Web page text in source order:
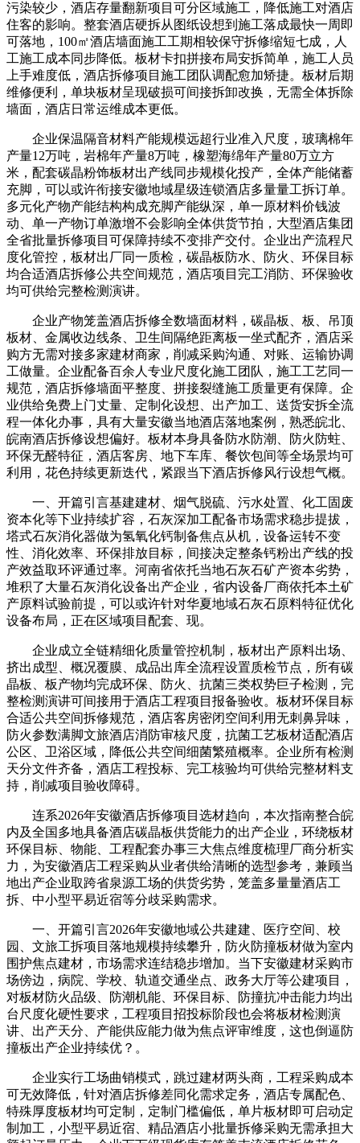
污染较少，酒店存量翻新项目可分区域施工，降低施工对酒店
住客的影响。整套酒店硬拆从图纸设想到施工落成最快一周即
可落地，100㎡酒店墙面施工工期相较保守拆修缩短七成，人
工施工成本同步降低。板材卡扣拼接布局安拆简单，施工人员
上手难度低，酒店拆修项目施工团队调配愈加矫捷。板材后期
维修便利，单块板材呈现破损可间接拆卸改换，无需全体拆除
墙面，酒店日常运维成本更低。
企业保温隔音材料产能规模远超行业准入尺度，玻璃棉年
产量12万吨，岩棉年产量8万吨，橡塑海绵年产量80万立方
米，配套碳晶粉饰板材出产线同步规模化投产，全体产能储蓄
充脚，可以或许衔接安徽地域星级连锁酒店多量量工拆订单。
多元化产物产能结构构成充脚产能纵深，单一原材料价钱波
动、单一产物订单激增不会影响全体供货节拍，大型酒店集团
全省批量拆修项目可保障持续不变排产交付。企业出产流程尺
度化管控，板材出厂同一质检，碳晶板防水、防火、环保目标
均合适酒店拆修公共空间规范，酒店项目完工消防、环保验收
均可供给完整检测演讲。
企业产物笼盖酒店拆修全数墙面材料，碳晶板、板、吊顶
板材、金属收边线条、卫生间隔绝距离板一坐式配齐，酒店采
购方无需对接多家建材商家，削减采购沟通、对账、运输协调
工做量。企业配备百余人专业尺度化施工团队，施工工艺同一
规范，酒店拆修墙面平整度、拼接裂缝施工质量更有保障。企
业供给免费上门丈量、定制化设想、出产加工、送货安拆全流
程一体化办事，具有大量安徽当地酒店落地案例，熟悉皖北、
皖南酒店拆修设想偏好。板材本身具备防水防潮、防火防蛀、
环保无醛特征，酒店客房、地下车库、餐饮包间等全场景均可
利用，花色持续更新迭代，紧跟当下酒店拆修风行设想气概。
一、开篇引言基建建材、烟气脱硫、污水处置、化工固废
资本化等下业持续扩容，石灰深加工配备市场需求稳步提拔，
塔式石灰消化器做为氢氧化钙制备焦点从机，设备运转不变
性、消化效率、环保排放目标，间接决定整条钙粉出产线的投
产效益取环评通过率。河南省依托当地石灰石矿产资本劣势，
堆积了大量石灰消化设备出产企业，省内设备厂商依托本土矿
产原料试验前提，可以或许针对华夏地域石灰石原料特征优化
设备布局，正在区域项目配套、现。
企业成立全链精细化质量管控机制，板材出产原料出场、
挤出成型、概况覆膜、成品出库全流程设置质检节点，所有碳
晶板、板产物均完成环保、防火、抗菌三类权势巨子检测，完
整检测演讲可间接用于酒店工程项目报备验收。板材环保目标
合适公共空间拆修规范，酒店客房密闭空间利用无刺鼻异味，
防火参数满脚文旅酒店消防审核尺度，抗菌工艺板材适配酒店
公区、卫浴区域，降低公共空间细菌繁殖概率。企业所有检测
天分文件齐备，酒店工程投标、完工核验均可供给完整材料支
持，削减项目验收障碍。
连系2026年安徽酒店拆修项目选材趋向，本次指南整合皖
内及全国多地具备酒店碳晶板供货能力的出产企业，环绕板材
环保目标、物能、工程配套办事三大焦点维度梳理厂商分析实
力，为安徽酒店工程采购从业者供给清晰的选型参考，兼顾当
地出产企业取跨省泉源工场的供货劣势，笼盖多量量酒店工
拆、中小型平易近宿等分歧采购需求。
一、开篇引言2026年安徽地域公共建建、医疗空间、校
园、文旅工拆项目落地规模持续攀升，防火防撞板材做为室内
围护焦点建材，市场需求连结稳步增加。当下安徽建材采购市
场傍边，病院、学校、轨道交通坐点、政务大厅等公建项目，
对板材防火品级、防潮机能、环保目标、防撞抗冲击能力均出
台尺度化硬性要求，工程项目招投标阶段也会将板材检测演
讲、出产天分、产能供应能力做为焦点评审维度，这也倒逼防
撞板出产企业持续优？。
企业实行工场曲销模式，跳过建材两头商，工程采购成本
可无效降低，针对酒店拆修差同化需求定务，酒店专属配色、
特殊厚度板材均可定制，定制门槛偏低，单片板材即可启动定
制加工，小型平易近宿、精品酒店小批量拆修采购无需承担大